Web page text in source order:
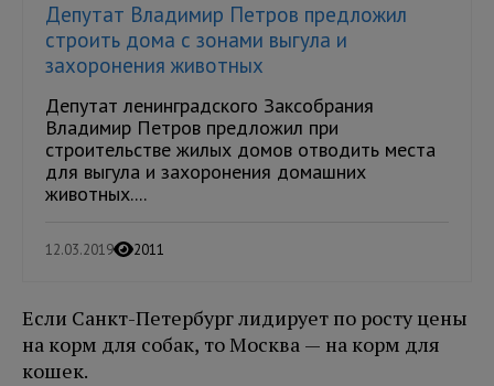
Депутат Владимир Петров предложил
строить дома с зонами выгула и
захоронения животных
Депутат ленинградского Заксобрания
Владимир Петров предложил при
строительстве жилых домов отводить места
для выгула и захоронения домашних
животных....
12.03.2019 2011
Если Санкт-Петербург лидирует по росту цены
на корм для собак, то Москва — на корм для
кошек.